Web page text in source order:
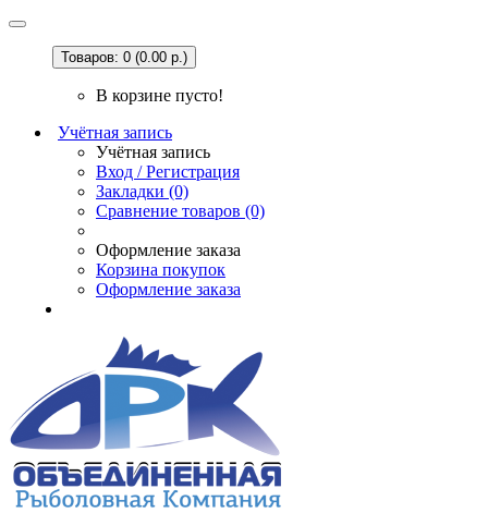
Товаров: 0 (0.00 р.)
В корзине пусто!
Учётная запись
Учётная запись
Вход / Регистрация
Закладки (0)
Сравнение товаров (0)
Оформление заказа
Корзина покупок
Оформление заказа